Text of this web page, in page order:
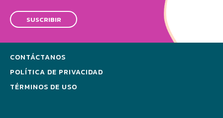
SUSCRIBIR
CONTÁCTANOS
POLÍTICA DE PRIVACIDAD
TÉRMINOS DE USO